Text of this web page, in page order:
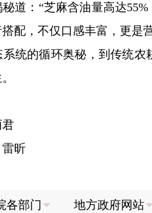
道：“芝麻含油量高达
配，不仅口感丰富，更是
系统的循环奥秘，到传统
君
昕